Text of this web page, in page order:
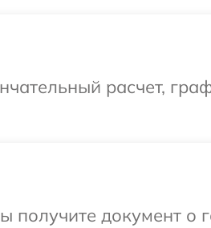
расчет,
документ о